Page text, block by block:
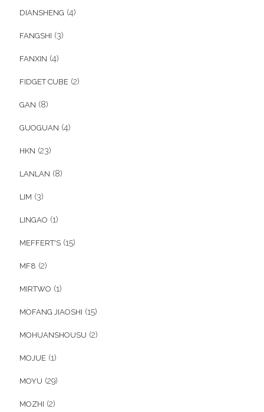
DIANSHENG (4)
FANGSHI (3)
FANXIN (4)
FIDGET CUBE (2)
GAN (8)
GUOGUAN (4)
HKN (23)
LANLAN (8)
LIM (3)
LINGAO (1)
MEFFERT'S (15)
MF8 (2)
MIRTWO (1)
MOFANG JIAOSHI (15)
MOHUANSHOUSU (2)
MOJUE (1)
MOYU (29)
MOZHI (2)